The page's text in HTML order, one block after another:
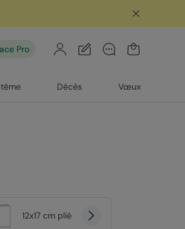
Pro
Décès Vœux
12x17 cm plié